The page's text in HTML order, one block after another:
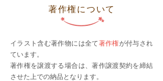
著作権について
イラスト含む著作物には全て著作権が付与され
ています。
著作権を譲渡する場合は、著作譲渡契約を締結
させた上での納品となります。